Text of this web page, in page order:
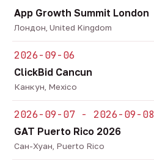
App Growth Summit London
Лондон, United Kingdom
2026-09-06
ClickBid Cancun
Канкун, Mexico
2026-09-07 - 2026-09-08
GAT Puerto Rico 2026
Сан-Хуан, Puerto Rico